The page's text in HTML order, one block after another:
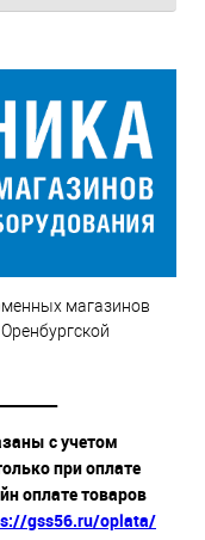
магазинов
с учетом
при оплате
оплате товаров
gss56.ru/oplata/